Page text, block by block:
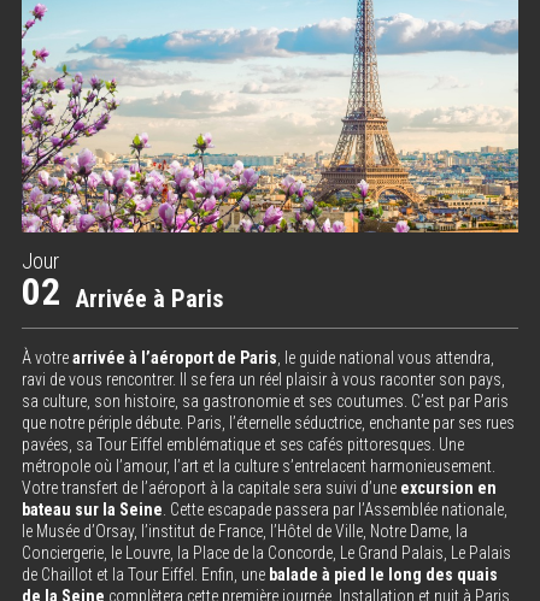
Jour
02 Arrivée à Paris
À votrearrivée à l’aéroport de Paris, le guide national vous attendra,
ravi de vous rencontrer. Il se fera un réel plaisir à vous raconter son pays,
sa culture, son histoire, sa gastronomie et ses coutumes. C’est par Paris
que notre périple débute. Paris, l’éternelle séductrice, enchante par ses rues
pavées, sa Tour Eiffel emblématique et ses cafés pittoresques. Une
métropole où l’amour, l’art et la culture s’entrelacent harmonieusement.
Votre transfert de l’aéroport à la capitale sera suivi d’une excursion en
bateau sur la Seine. Cette escapade passera par l’Assemblée nationale,
le Musée d’Orsay, l’institut de France, l’Hôtel de Ville, Notre Dame, la
Conciergerie, le Louvre, la Place de la Concorde, Le Grand Palais, Le Palais
de Chaillot et la Tour Eiffel. Enfin, une balade à pied le long des quais
de la Seine complètera cette première journée. Installation et nuit à Paris.